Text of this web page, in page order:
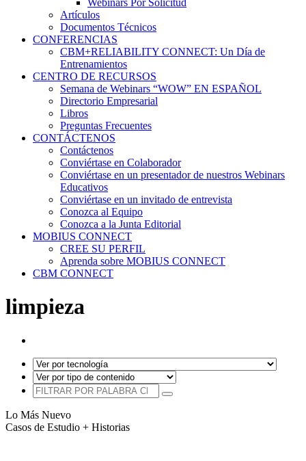
Webinars Por Solicitud
Artículos
Documentos Técnicos
CONFERENCIAS
CBM+RELIABILITY CONNECT: Un Día de
Entrenamientos
CENTRO DE RECURSOS
Semana de Webinars “WOW” EN ESPAÑOL
Directorio Empresarial
Libros
Preguntas Frecuentes
CONTÁCTENOS
Contáctenos
Conviértase en Colaborador
Conviértase en un presentador de nuestros Webinars
Educativos
Conviértase en un invitado de entrevista
Conozca al Equipo
Conozca a la Junta Editorial
MOBIUS CONNECT
CREE SU PERFIL
Aprenda sobre MOBIUS CONNECT
CBM CONNECT
limpieza
Lo Más Nuevo
Casos de Estudio + Historias